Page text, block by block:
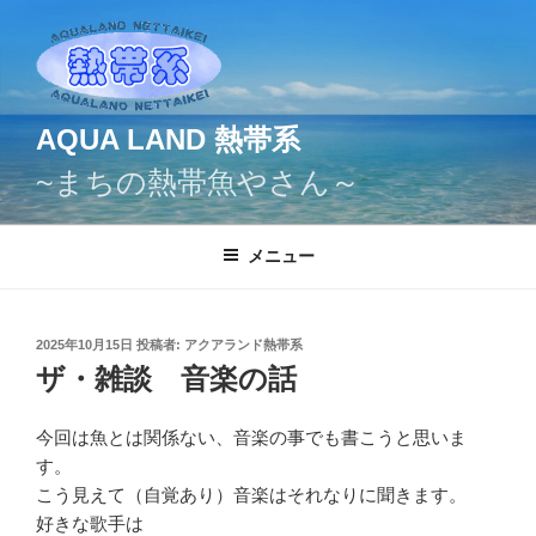
ン
ス
キ
AQUA LAND 熱帯系
~まちの熱帯魚やさん～
メニュー
投
稿
日:
2025年10月15日 投稿者: アクアランド熱帯系
ザ・雑談 音楽の話
今回は魚とは関係ない、音楽の事でも書こうと思いま
す。
こう見えて（自覚あり）音楽はそれなりに聞きます。
好きな歌手は